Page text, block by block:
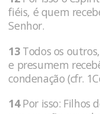
fiéis, é quem
Senhor.
13 Todos os
e presumem
conde­nação (cfr.
14Por isso: Filhos